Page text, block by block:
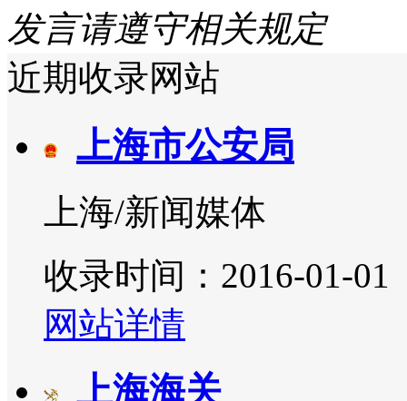
发言请遵守相关规定
近期收录网站
上海市公安局
上海/新闻媒体
收录时间：2016-01-01
网站详情
上海海关